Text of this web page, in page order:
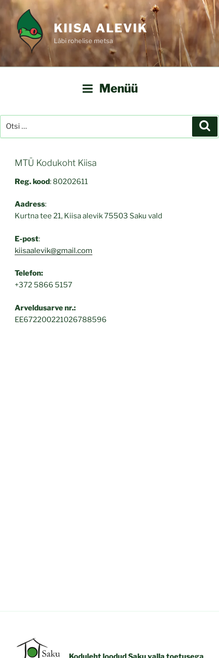
Liigu
sisu
juurde
KIISA ALEVIK
Läbi rohelise metsa
Menüü
Otsi:
MTÜ Kodukoht Kiisa
Reg. kood: 80202611
Aadress:
Kurtna tee 21, Kiisa alevik 75503 Saku vald
E-post:
kiisaalevik@gmail.com
Telefon:
+372 5866 5157
Arveldusarve nr.:
EE672200221026788596